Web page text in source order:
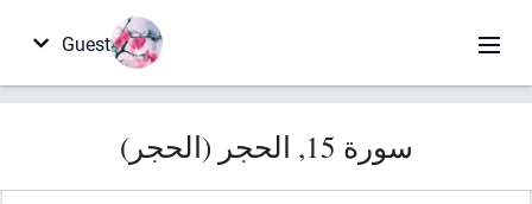
Guest
سورة 15, الحجر (الحجر)